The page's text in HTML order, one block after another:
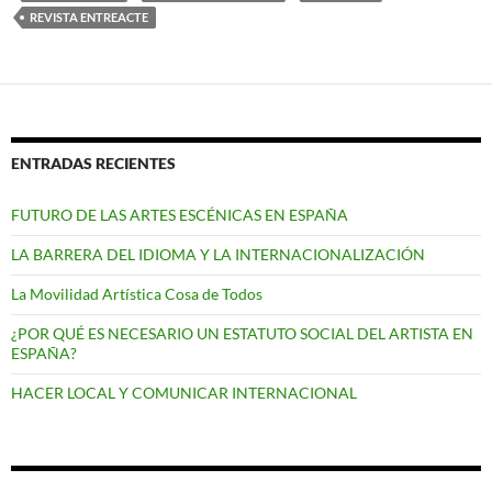
REVISTA ENTREACTE
ENTRADAS RECIENTES
FUTURO DE LAS ARTES ESCÉNICAS EN ESPAÑA
LA BARRERA DEL IDIOMA Y LA INTERNACIONALIZACIÓN
La Movilidad Artística Cosa de Todos
¿POR QUÉ ES NECESARIO UN ESTATUTO SOCIAL DEL ARTISTA EN
ESPAÑA?
HACER LOCAL Y COMUNICAR INTERNACIONAL